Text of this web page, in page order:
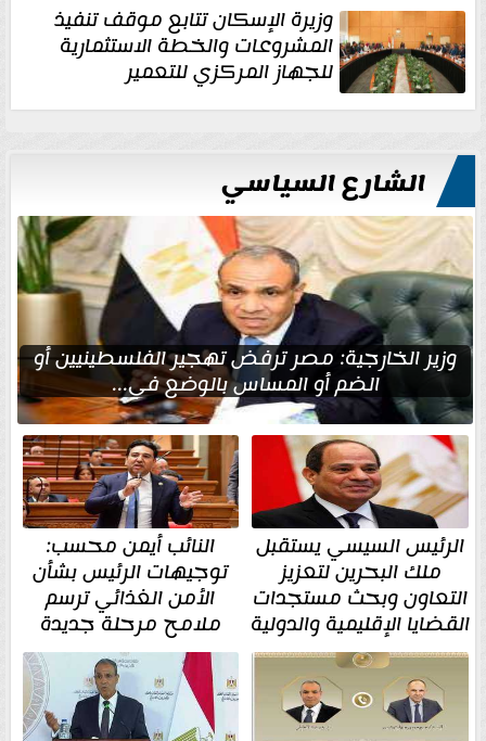
وزيرة الإسكان تتابع موقف تنفيذ
المشروعات والخطة الاستثمارية
للجهاز المركزي للتعمير
الشارع السياسي
وزير الخارجية: مصر ترفض تهجير الفلسطينيين أو
الضم أو المساس بالوضع في...
الرئيس السيسي يستقبل
ملك البحرين لتعزيز
التعاون وبحث مستجدات
القضايا الإقليمية والدولية
النائب أيمن محسب:
توجيهات الرئيس بشأن
الأمن الغذائي ترسم
ملامح مرحلة جديدة